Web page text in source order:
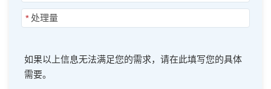
*
如果以上信息无法满足您的需求，请在此填写您的具体
需要。